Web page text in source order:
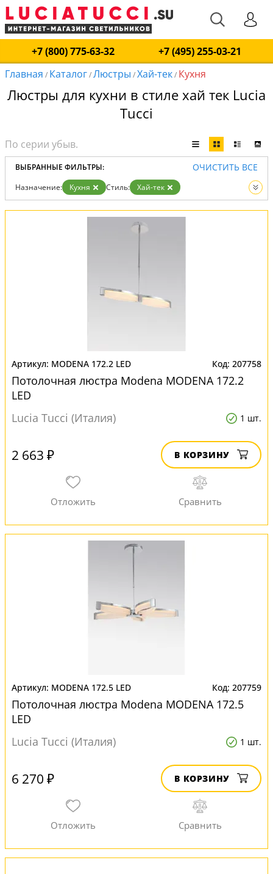
+7 (800) 775-63-32
+7 (495) 255-03-21
Главная / Каталог/Люстры /Хай-тек/ Кухня
Люстры для кухни в стиле хай тек Lucia
Tucci
ВЫБРАННЫЕ ФИЛЬТРЫ: ОЧИСТИТЬ ВСЕ
Назначение: Кухня Стиль:
Хай-тек
Вид:
Люстры
MODENA 172.2 LED 207758
Потолочная люстра Modena MODENA 172.2
LED
Lucia Tucci (Италия)
1 шт.
2 663 ₽ В КОРЗИНУ
MODENA 172.5 LED 207759
Потолочная люстра Modena MODENA 172.5
LED
Lucia Tucci (Италия)
1 шт.
6 270 ₽ В КОРЗИНУ